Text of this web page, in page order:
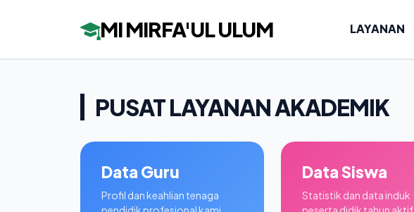
MI MIRFA'UL ULUM LAYANAN
PUSAT LAYANAN AKADEMIK
Data Guru
Profil dan keahlian tenaga
Data Siswa
Statistik dan data induk